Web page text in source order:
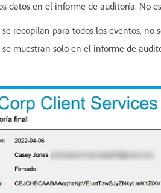
datos en el informe de auditoría. No
recopilan para todos los eventos, no
se muestran solo en el informe de